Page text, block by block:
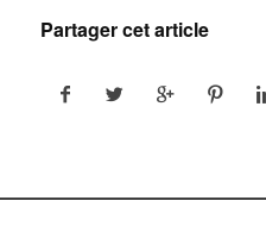
Partager cet article